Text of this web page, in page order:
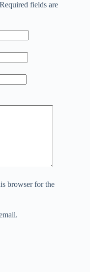
Required fields are
browser for the